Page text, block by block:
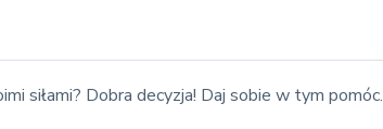
siłami? Dobra decyzja! Daj sobie w tym pomóc.